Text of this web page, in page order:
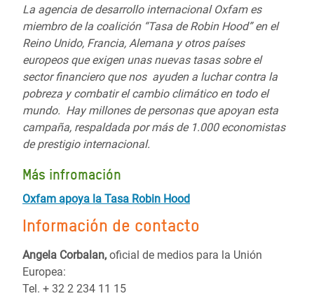
La agencia de desarrollo internacional Oxfam es
miembro de la coalición “Tasa de Robin Hood” en el
Reino Unido, Francia, Alemana y otros países
europeos que exigen unas nuevas tasas sobre el
sector financiero que nos ayuden a luchar contra la
pobreza y combatir el cambio climático en todo el
mundo. Hay millones de personas que apoyan esta
campaña, respaldada por más de 1.000 economistas
de prestigio internacional.
Más infromación
Oxfam apoya la Tasa Robin Hood
Información de contacto
Angela Corbalan, oficial de medios para la Unión
Europea:
Tel. + 32 2 234 11 15